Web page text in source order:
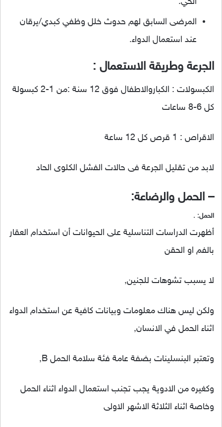
المرضى السابق لهم حدوث خلل وظفي كبدي/يرقان
عند استعمال الدواء.
الجرعة وطريقة الاستعمال :
الكبسولات : الكباروالاطفال فوق 12 سنة :من 1-2 كبسولة
كل 6-8 ساعات
الاقراص : 1 قرص كل 12 ساعة
لابد من تقليل الجرعة فى حالات الفشل الكلوى الحاد
– الحمل والرضاعة:
الحمل: .
أظهرت الدراسات التناسلية على الحيوانات أن استخدام العقار
بالفم او الحقن
لا يسبب تشوهات للجنين,
ولكن ليس هناك معلومات وبيانات كافية عن استخدام الدواء
اثناء الحمل في الانسان,
وتعتبر البنسلينات بضفة عامة فئة سلامة الحمل B,
وكغيره من الادوية يجب تجنب استعمال الدواء اثناء الحمل
وخاصة اثناء الثلاثة الاشهر الاولى